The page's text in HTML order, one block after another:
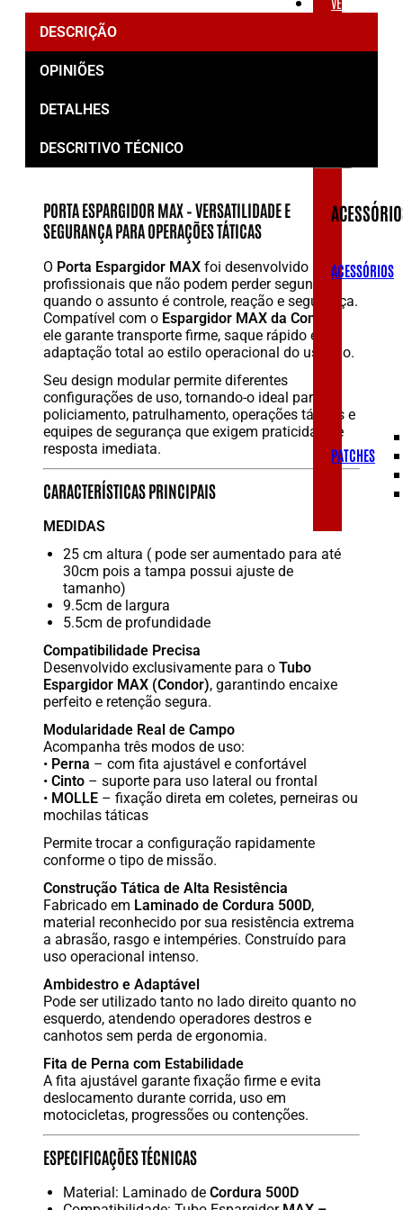
ACESSÓRIOS
PATCHES
DESCRIÇÃO
OPINIÕES
DETALHES
DESCRITIVO TÉCNICO
PORTA ESPARGIDOR MAX – VERSATILIDADE E
SEGURANÇA PARA OPERAÇÕES TÁTICAS
O Porta Espargidor MAX foi desenvolvido para
profissionais que não podem perder segundos
quando o assunto é controle, reação e segurança.
Compatível com o Espargidor MAX da Condor
ele garante transporte firme, saque rápido e
adaptação total ao estilo operacional do usuário.
Seu design modular permite diferentes
configurações de uso, tornando-o ideal para
policiamento, patrulhamento, operações táticas e
equipes de segurança que exigem praticidade e
resposta imediata.
CARACTERÍSTICAS PRINCIPAIS
MEDIDAS
25 cm altura ( pode ser aumentado para até
30cm pois a tampa possui ajuste de
tamanho)
9.5cm de largura
5.5cm de profundidade
Compatibilidade Precisa
Desenvolvido exclusivamente para o Tubo
Espargidor MAX (Condor), garantindo encaixe
perfeito e retenção segura.
Modularidade Real de Campo
Acompanha três modos de uso:
• Perna – com fita ajustável e confortável
• Cinto – suporte para uso lateral ou frontal
• MOLLE – fixação direta em coletes, perneiras ou
mochilas táticas
Permite trocar a configuração rapidamente
conforme o tipo de missão.
Construção Tática de Alta Resistência
Fabricado em Laminado de Cordura 500D,
material reconhecido por sua resistência extrema
a abrasão, rasgo e intempéries. Construído para
uso operacional intenso.
Ambidestro e Adaptável
Pode ser utilizado tanto no lado direito quanto no
esquerdo, atendendo operadores destros e
canhotos sem perda de ergonomia.
Fita de Perna com Estabilidade
A fita ajustável garante fixação firme e evita
deslocamento durante corrida, uso em
motocicletas, progressões ou contenções.
ESPECIFICAÇÕES TÉCNICAS
Material: Laminado deCordura 500D